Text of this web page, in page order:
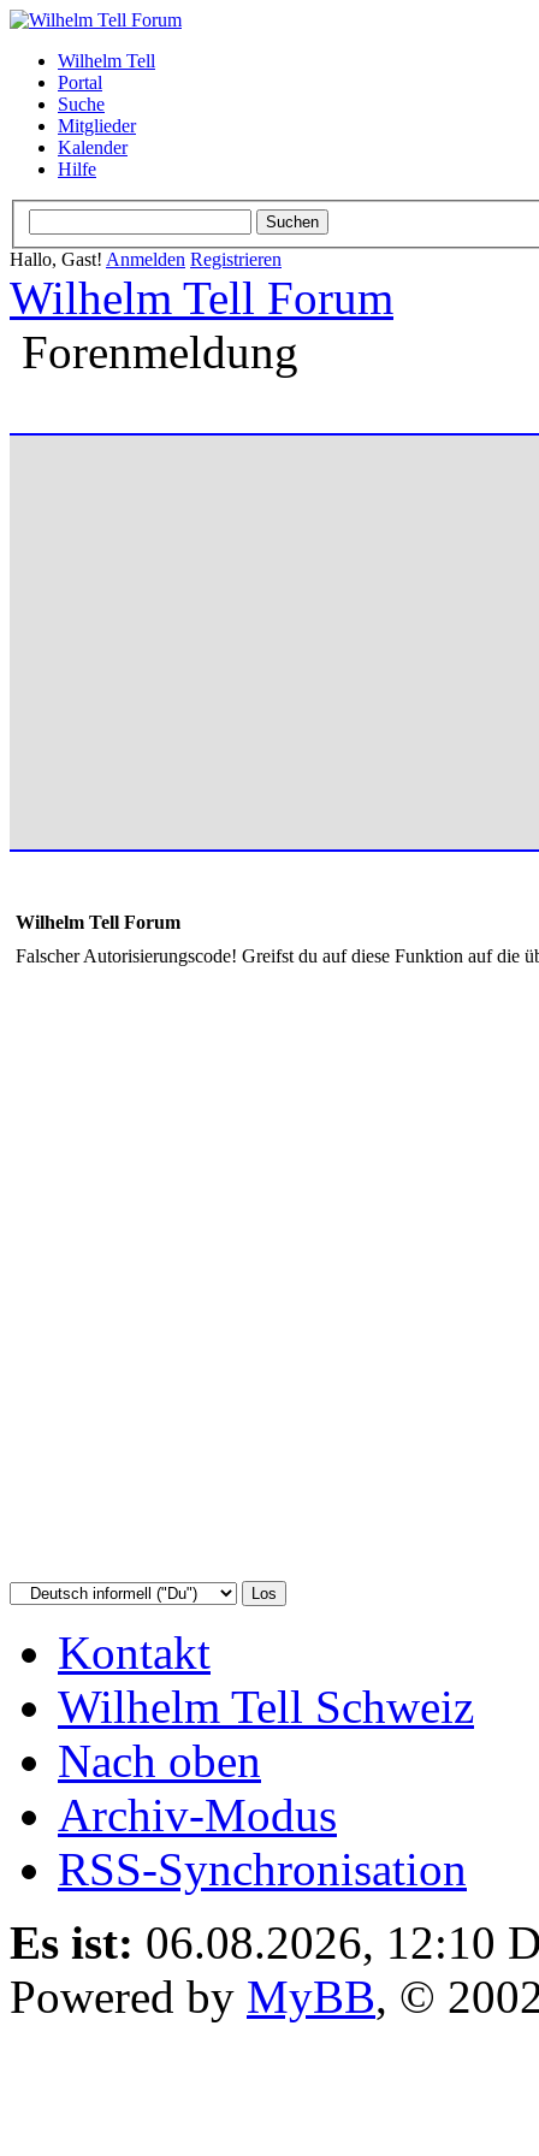
Wilhelm Tell
Portal
Suche
Mitglieder
Kalender
Hilfe
Hallo, Gast! Anmelden Registrieren
Wilhelm Tell Forum
Forenmeldung
Wilhelm Tell Forum
Falscher Autorisierungscode! Greifst du auf diese Funktion auf die
Kontakt
Wilhelm Tell Schweiz
Nach oben
Archiv-Modus
RSS-Synchronisation
Es ist: 06.08.2026, 12:10
Powered by MyBB, ©